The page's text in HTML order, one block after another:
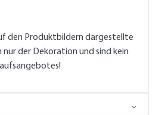
den Produktbildern dargestellte
der Dekoration und sind kein